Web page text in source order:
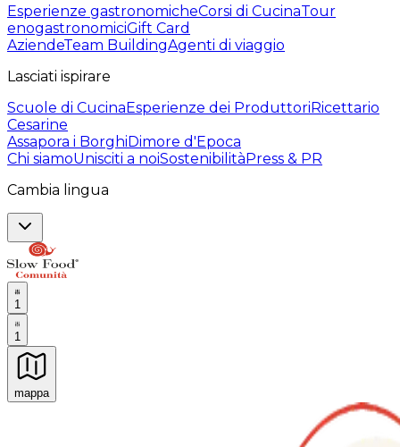
Esperienze gastronomicheCorsi di CucinaTour
enogastronomiciGift Card
AziendeTeam BuildingAgenti di viaggio
Lasciati ispirare
Scuole di CucinaEsperienze dei ProduttoriRicettario
Cesarine
Assapora i BorghiDimore d'Epoca
Chi siamoUnisciti a noiSostenibilitàPress & PR
Cambia lingua
1
1
mappa
Esperienze culinarie indimenticabili: Esperienze